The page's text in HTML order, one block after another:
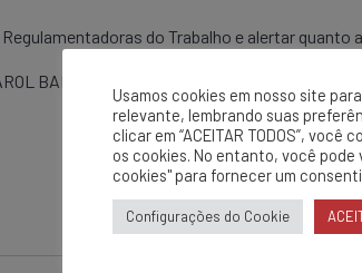
do Trabalho e alertar quanto
BAIXO DURANTE O DIA PODE REDUZIR
Usamos cookies em nosso site
relevante, lembrando suas
clicar em “ACEITAR TODOS”, você
os cookies. No entanto, você
cookies" para fornecer um
Configurações do Cookie